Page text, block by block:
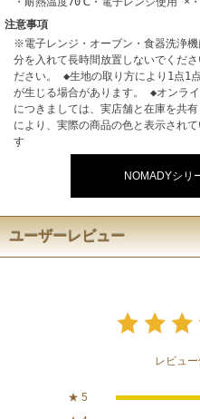
注意事項
※電子レンジ・オーブン・食器洗浄
分を入れて長時間放置しないでくだ
ださい。 ◆生地の取り方により1点1
が生じる場合があります。 ◆オンラ
につきましては、実店舗と在庫を共
により、実際の商品の色と表示され
す
NOMADYシリ
ユーザーレビュー
レビュー
★ 5